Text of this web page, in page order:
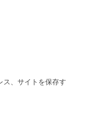
ス、サイトを保存す